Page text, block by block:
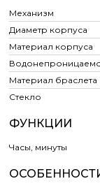
Механизм
Диаметр корпуса
Материал корпуса
Материал браслета
Стекло
ФУНКЦИИ
Часы, минуты